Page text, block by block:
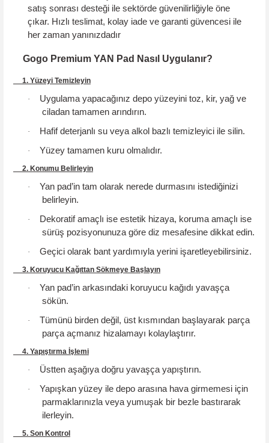
satış sonrası desteği ile sektörde güvenilirliğiyle öne
çıkar. Hızlı teslimat, kolay iade ve garanti güvencesi ile
her zaman yanınızdadır
Gogo Premium YAN Pad Nasıl Uygulanır?
1. Yüzeyi Temizleyin
·
Uygulama yapacağınız depo yüzeyini toz, kir, yağ ve
ciladan tamamen arındırın.
· Hafif deterjanlı su veya alkol bazlı temizleyici ile silin.
· Yüzey tamamen kuru olmalıdır.
2. Konumu Belirleyin
·
Yan pad’in tam olarak nerede durmasını istediğinizi
belirleyin.
·
Dekoratif amaçlı ise estetik hizaya, koruma amaçlı ise
sürüş pozisyonunuza göre diz mesafesine dikkat edin.
· Geçici olarak bant yardımıyla yerini işaretleyebilirsiniz.
3. Koruyucu Kağıttan Sökmeye Başlayın
·
Yan pad’in arkasındaki koruyucu kağıdı yavaşça
sökün.
·
Tümünü birden değil, üst kısmından başlayarak parça
parça açmanız hizalamayı kolaylaştırır.
4. Yapıştırma İşlemi
· Üstten aşağıya doğru yavaşça yapıştırın.
·
Yapışkan yüzey ile depo arasına hava girmemesi için
parmaklarınızla veya yumuşak bir bezle bastırarak
ilerleyin.
5. Son Kontrol